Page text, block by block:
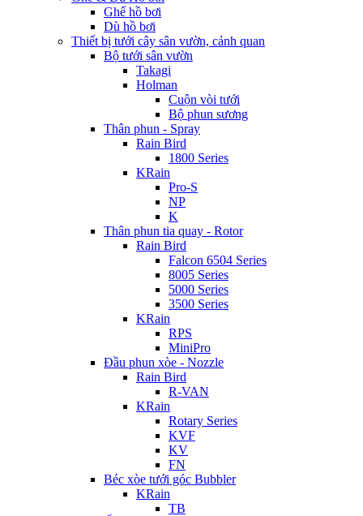
Ghế hồ bơi
Dù hồ bơi
Thiết bị tưới cây sân vườn, cảnh quan
Bộ tưới sân vườn
Takagi
Holman
Cuộn vòi tưới
Bộ phun sương
Thân phun - Spray
Rain Bird
1800 Series
KRain
Pro-S
NP
K
Thân phun tia quay - Rotor
Rain Bird
Falcon 6504 Series
8005 Series
5000 Series
3500 Series
KRain
RPS
MiniPro
Đầu phun xòe - Nozzle
Rain Bird
R-VAN
KRain
Rotary Series
KVF
KV
FN
Béc xòe tưới góc Bubbler
KRain
TB